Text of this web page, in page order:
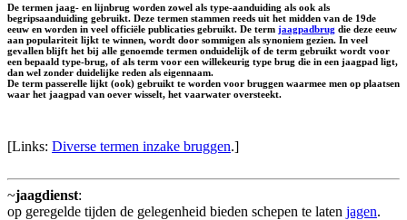
De termen jaag- en lijnbrug worden zowel als type-aanduiding als ook als
begripsaanduiding gebruikt. Deze termen stammen reeds uit het midden van de 19de
eeuw en worden in veel officiële publicaties gebruikt. De term jaagpadbrug die deze eeuw
aan populariteit lijkt te winnen, wordt door sommigen als synoniem gezien. In veel
gevallen blijft het bij alle genoemde termen onduidelijk of de term gebruikt wordt voor
een bepaald type-brug, of als term voor een willekeurig type brug die in een jaagpad ligt,
dan wel zonder duidelijke reden als eigennaam.
De term passerelle lijkt (ook) gebruikt te worden voor bruggen waarmee men op plaatsen
waar het jaagpad van oever wisselt, het vaarwater oversteekt.
[Links: Diverse termen inzake bruggen.]
~jaagdienst:
op geregelde tijden de gelegenheid bieden schepen te laten jagen.